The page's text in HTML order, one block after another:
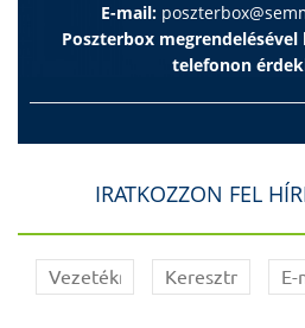
E-mail:
Poszterbox
telefonon
IRATKOZZON FEL